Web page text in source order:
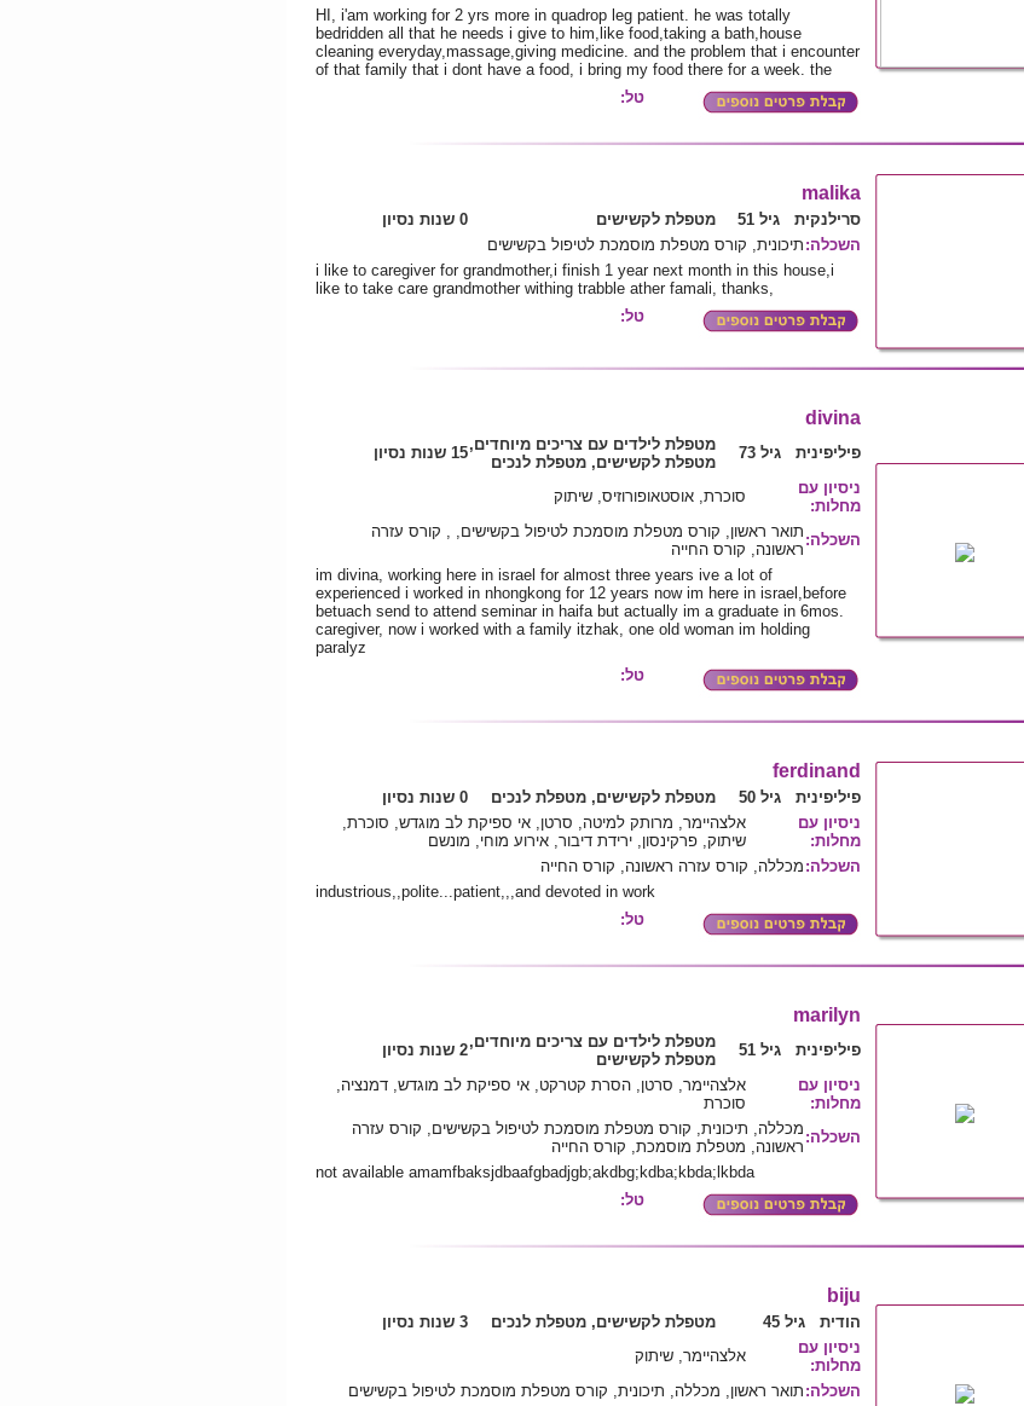
HI, i'am working for 2 yrs more in quadrop leg patient. he was totally
bedridden all that he needs i give to him,like food,taking a bath,house
cleaning everyday,massage,giving medicine. and the problem that i encounter
of that family that i dont have a food, i bring my food there for a week. the
טל:
malika
סרילנקית גיל 51 מטפלת לקשישים
0 שנות נסיון
השכלה: תיכונית, קורס מטפלת מוסמכת לטיפול בקשישים
i like to caregiver for grandmother,i finish 1 year next month in this house,i
like to take care grandmother withing trabble ather famali, thanks,
טל:
divina
פיליפינית גיל 73
מטפלת לילדים עם צריכים מיוחדים,
מטפלת לקשישים, מטפלת לנכים
15 שנות נסיון
ניסיון עם
מחלות:
סוכרת, אוסטאופורוזיס, שיתוק
השכלה: תואר ראשון, קורס מטפלת מוסמכת לטיפול בקשישים, , קורס עזרה
ראשונה, קורס החייה
im divina, working here in israel for almost three years ive a lot of
experienced i worked in nhongkong for 12 years now im here in israel,before
betuach send to attend seminar in haifa but actually im a graduate in 6mos.
caregiver, now i worked with a family itzhak, one old woman im holding
paralyz
טל:
ferdinand
פיליפינית גיל 50 מטפלת לקשישים, מטפלת לנכים
0 שנות נסיון
ניסיון עם
מחלות:
אלצהיימר, מרותק למיטה, סרטן, אי ספיקת לב מוגדש, סוכרת,
שיתוק, פרקינסון, ירידת דיבור, אירוע מוחי, מונשם
השכלה: מכללה, קורס עזרה ראשונה, קורס החייה
industrious,,polite...patient,,,and devoted in work
טל:
marilyn
פיליפינית גיל 51
מטפלת לילדים עם צריכים מיוחדים,
מטפלת לקשישים
2 שנות נסיון
ניסיון עם
מחלות:
אלצהיימר, סרטן, הסרת קטרקט, אי ספיקת לב מוגדש, דמנציה,
סוכרת
השכלה: מכללה, תיכונית, קורס מטפלת מוסמכת לטיפול בקשישים, קורס עזרה
ראשונה, מטפלת מוסמכת, קורס החייה
not available amamfbaksjdbaafgbadjgb;akdbg;kdba;kbda;lkbda
טל:
biju
הודית גיל 45 מטפלת לקשישים, מטפלת לנכים
3 שנות נסיון
ניסיון עם
מחלות:
אלצהיימר, שיתוק
השכלה: תואר ראשון, מכללה, תיכונית, קורס מטפלת מוסמכת לטיפול בקשישים